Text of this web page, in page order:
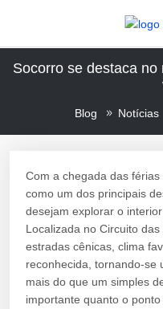
Socorro se destaca
Blog Notícias
Com a chegada das
como um dos principais
desejam explorar o
Localizada no Circuito
estradas cênicas, clima
reconhecida, tornando-se
mais do que um simples
importante quanto o ponto